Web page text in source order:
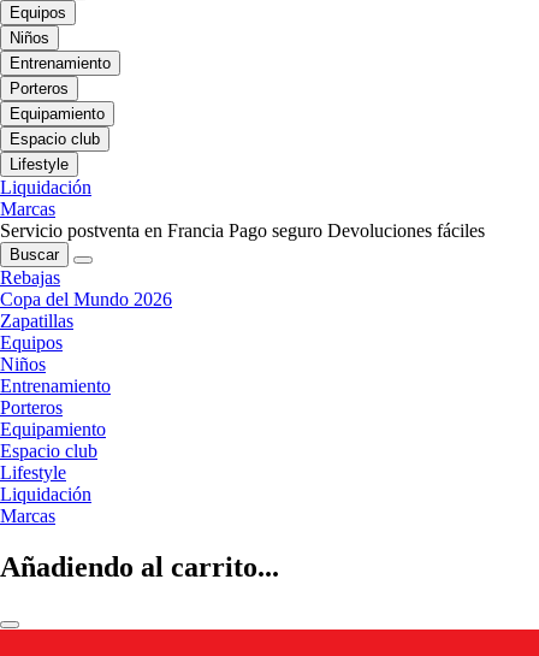
Equipos
Niños
Entrenamiento
Porteros
Equipamiento
Espacio club
Lifestyle
Liquidación
Marcas
Servicio postventa en Francia Pago seguro Devoluciones fáciles
Buscar
Rebajas
Copa del Mundo 2026
Zapatillas
Equipos
Niños
Entrenamiento
Porteros
Equipamiento
Espacio club
Lifestyle
Liquidación
Marcas
Añadiendo al carrito...